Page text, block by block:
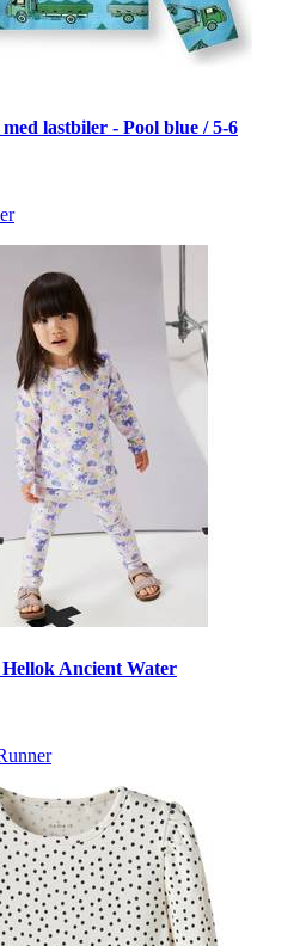
lastbiler - Pool blue / 5-6
Ancient Water